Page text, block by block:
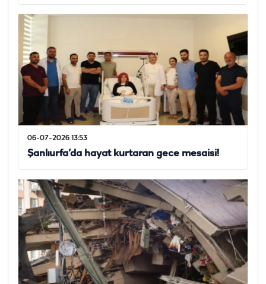
06-07-2026 13:53
Şanlıurfa’da hayat kurtaran gece mesaisi!